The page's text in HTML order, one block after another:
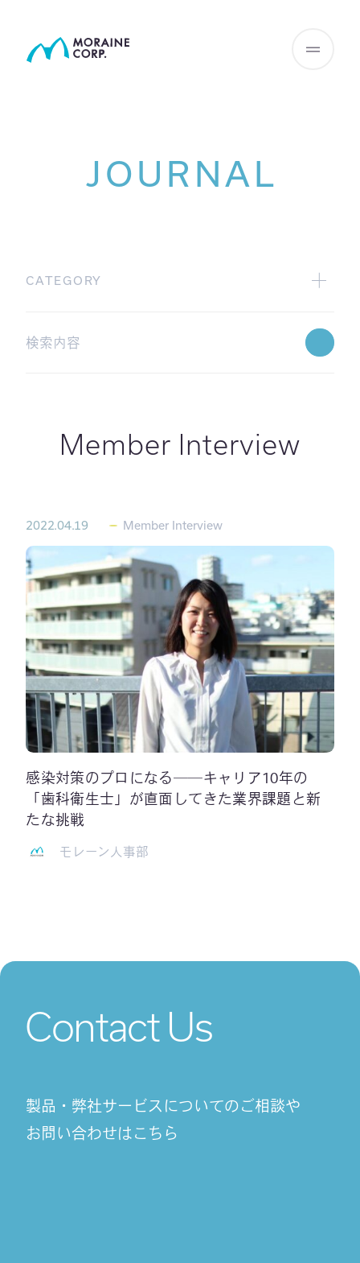
JOURNAL
CATEGORY
Webinar情報
学術グループからの配信
Member Interview
2022.04.19 Member Interview
感染対策のプロになる──キャリア10年の
「歯科衛生士」が直面してきた業界課題と新
たな挑戦
モレーン人事部
Contact Us
製品・弊社サービスについてのご相談や
お問い合わせはこちら